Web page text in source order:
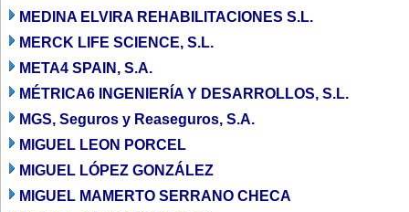
MEDINA ELVIRA REHABILITACIONES S.L.
MERCK LIFE SCIENCE, S.L.
META4 SPAIN, S.A.
MÉTRICA6 INGENIERÍA Y DESARROLLOS, S.L.
MGS, Seguros y Reaseguros, S.A.
MIGUEL LEON PORCEL
MIGUEL LÓPEZ GONZÁLEZ
MIGUEL MAMERTO SERRANO CHECA